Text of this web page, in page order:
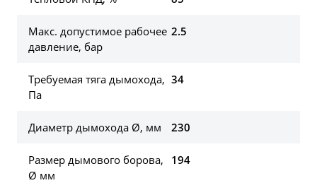
Макс. допустимое рабочее
давление, бар
2.5
Требуемая тяга дымохода,
Па
34
Диаметр дымохода Ø, мм 230
Размер дымового борова,
Ø мм
194